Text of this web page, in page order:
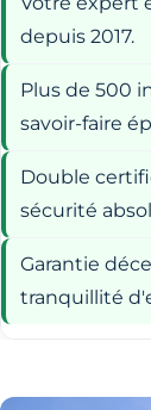
depuis 2017.
Plus de 500
savoir-faire
Double
sécurité
Garantie
tranquillité